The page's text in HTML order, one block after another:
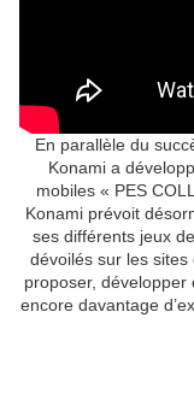
En parallèle du
Konami a
mobiles « PES
Konami prévoit
ses différents jeux
dévoilés sur les
proposer, développer
encore davantage